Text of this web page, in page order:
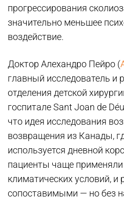
прогрессирования
значительно меньшее
воздействие.
Доктор Алехандро Пейро (
главный исследователь и
отделения детской
госпитале Sant Joan de
что идея исследования
возвращения из Канады,
используется дневной
пациенты чаще применяли
климатических условий, и
сопоставимыми — но без